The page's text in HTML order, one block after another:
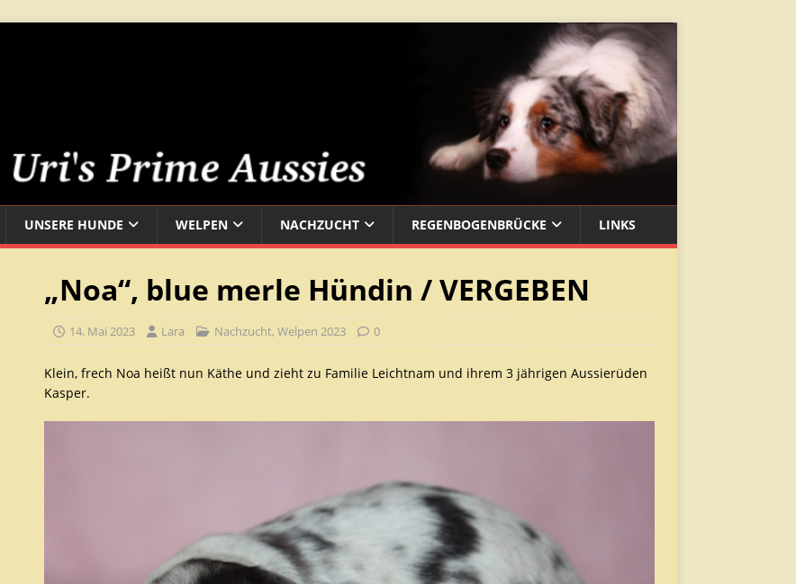
UNSERE HUNDE WELPEN NACHZUCHT REGENBOGENBRÜCKE LINKS
„Noa“, blue merle Hündin / VERGEBEN
14. Mai 2023 Lara Nachzucht, Welpen 2023 0
Klein, frech Noa heißt nun Käthe und zieht zu Familie Leichtnam und ihrem 3 jährigen Aussierüden
Kasper.